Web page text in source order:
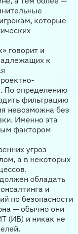
которые
говорит и
к
По определению
фильтрацию
невозможна без
Именно эта
фактором
угроз
а в некоторых
обладать
и
по безопасности
— обычно они
(ИБ) и никак не